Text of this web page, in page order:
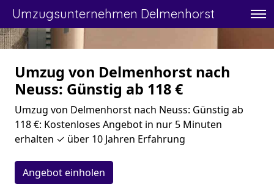
Umzugsunternehmen Delmenhorst
Umzug von Delmenhorst nach
Neuss: Günstig ab 118 €
Umzug von Delmenhorst nach Neuss: Günstig ab
118 €: Kostenloses Angebot in nur 5 Minuten
erhalten ✓ über 10 Jahren Erfahrung
Angebot einholen